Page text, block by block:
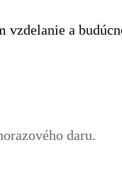
vzdelanie a
daru.